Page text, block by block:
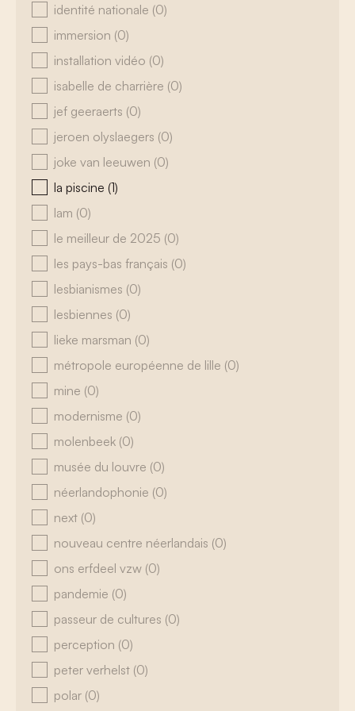
identité nationale (0)
immersion (0)
installation vidéo (0)
isabelle de charrière (0)
jef geeraerts (0)
jeroen olyslaegers (0)
joke van leeuwen (0)
la piscine (1)
lam (0)
le meilleur de 2025 (0)
les pays-bas français (0)
lesbianismes (0)
lesbiennes (0)
lieke marsman (0)
métropole européenne de lille (0)
mine (0)
modernisme (0)
molenbeek (0)
musée du louvre (0)
néerlandophonie (0)
next (0)
nouveau centre néerlandais (0)
ons erfdeel vzw (0)
pandemie (0)
passeur de cultures (0)
perception (0)
peter verhelst (0)
polar (0)